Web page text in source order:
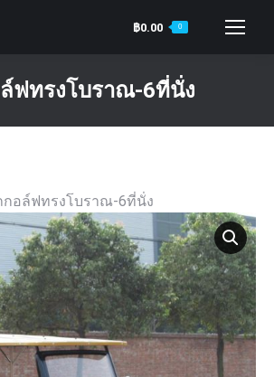
฿0.00 0
Search:
ฟทรงโบราณ-6ที่นั่ง
กอล์ฟทรงโบราณ-6ที่นั่ง